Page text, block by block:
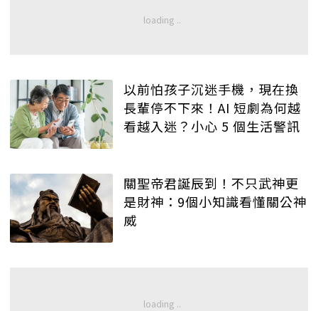
以前怕孩子沉迷手機，現在換
長輩停不下來！AI 短劇為何越
看越入迷？小心 5 個生活警訊
關聖帝君誕辰到！不只武神更
是財神：9個小知識看懂關公神
威